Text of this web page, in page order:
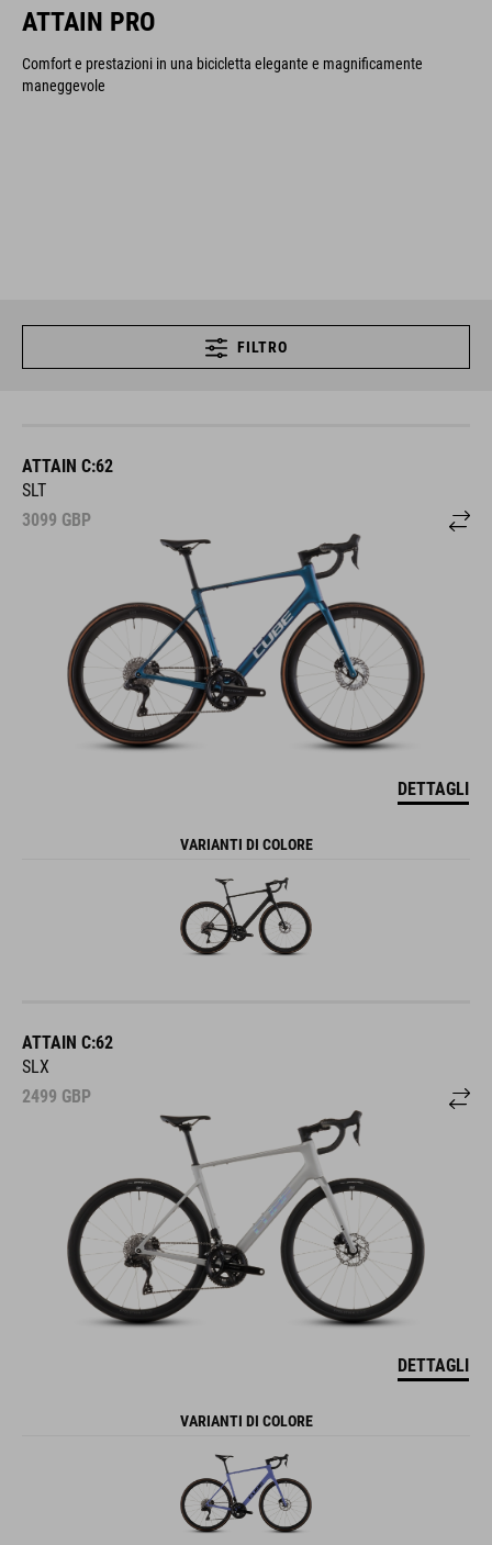
ATTAIN PRO
Comfort e prestazioni in una bicicletta elegante e magnificamente
maneggevole
FILTRO
ATTAIN C:62
SLT
3099 GBP
DETTAGLI
VARIANTI DI COLORE
ATTAIN C:62
SLX
2499 GBP
DETTAGLI
VARIANTI DI COLORE